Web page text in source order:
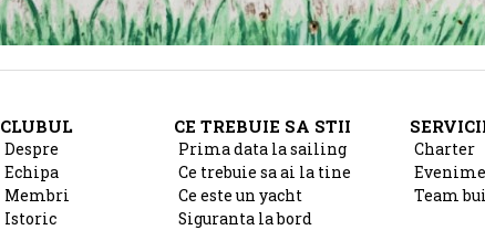
CLUBUL
Despre
Echipa
Membri
Istoric
CE TREBUIE SA STII
Prima data la sailing
Ce trebuie sa ai la tine
Ce este un yacht
Siguranta la bord
Charter
Team